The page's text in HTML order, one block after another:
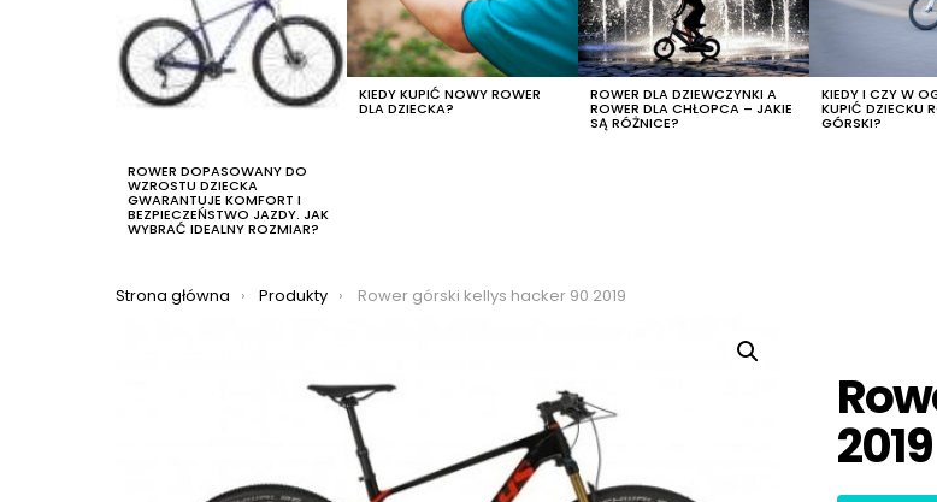
ROWER DOPASOWANY DO
WZROSTU DZIECKA
GWARANTUJE KOMFORT I
BEZPIECZEŃSTWO JAZDY. JAK
WYBRAĆ IDEALNY ROZMIAR?
KIEDY KUPIĆ NOWY ROWER
DLA DZIECKA?
ROWER DLA DZIEWCZYNKI A
ROWER DLA CHŁOPCA – JAKIE
SĄ RÓŻNICE?
KIEDY I CZY W
KUPIĆ DZIECKU
GÓRSKI?
Jesteś tutaj:
Strona główna Produkty Rower górski kellys hacker 90 2019
2019